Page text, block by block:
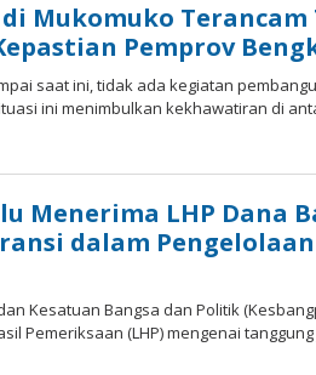
Mukomuko
Pemprov
saat ini, tidak ada kegiatan
ini menimbulkan kekhawatiran di
Menerima LHP Dana
dalam
Kesatuan Bangsa dan Politik
Pemeriksaan (LHP) mengenai